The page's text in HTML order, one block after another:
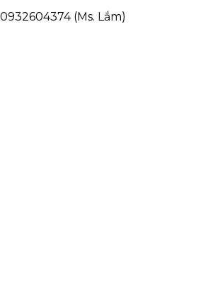
(Ms. Lắm)